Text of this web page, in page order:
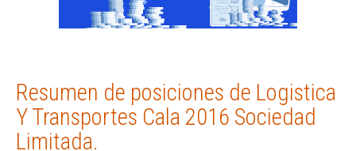
Resumen de posiciones de Logistica
Y Transportes Cala 2016 Sociedad
Limitada.